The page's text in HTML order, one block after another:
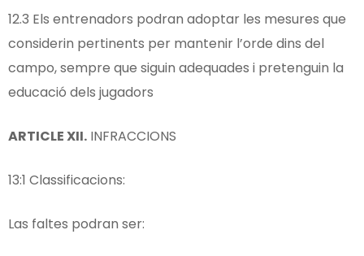
12.3 Els entrenadors podran adoptar les mesures que
considerin pertinents per mantenir l’orde dins del
campo, sempre que siguin adequades i pretenguin la
educació dels jugadors
ARTICLEXII. INFRACCIONS
13:1 Classificacions:
Las faltes podran ser: